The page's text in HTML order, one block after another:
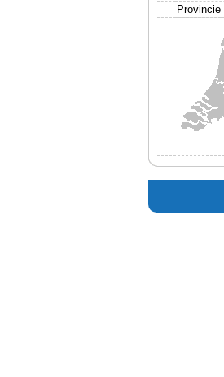
Provincie